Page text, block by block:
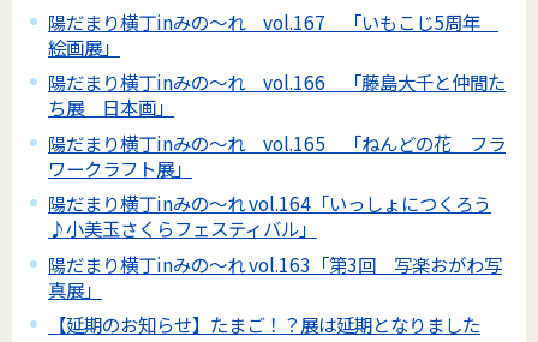
陽だまり横丁inみの～れ vol.167 「いもこじ5周年
絵画展」
陽だまり横丁inみの～れ vol.166 「藤島大千と仲間た
ち展 日本画」
陽だまり横丁inみの～れ vol.165 「ねんどの花 フラ
ワークラフト展」
陽だまり横丁inみの～れ vol.164「いっしょにつくろう
♪小美玉さくらフェスティバル」
陽だまり横丁inみの～れ vol.163「第3回 写楽おがわ写
真展」
【延期のお知らせ】たまご！？展は延期となりました